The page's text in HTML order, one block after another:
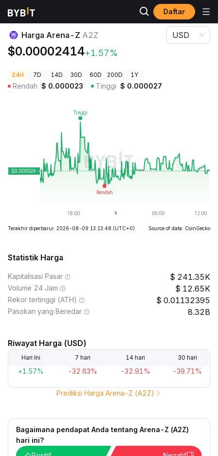
Daftar
Harga Kripto
Harga Arena-Z A2Z
$0.00002414+1.57%
USD
24H 7D 14D 30D 60D 200D 1Y
Rendah $ 0.000023 Tinggi $ 0.000027
Terakhir diperbarui: 2026-08-09 13:13:48 (UTC+0) Source of data: CoinGecko
Statistik Harga
Kapitalisasi Pasar 241.35K
Volume 24 Jam 12.65K
Rekor tertinggi (ATH) 0.01132395
Pasokan yang Beredar 8.32B
Riwayat Harga (USD)
Hari Ini 7 hari 14 hari 30 hari
+1.57% -32.63% -32.91% -39.71%
Prediksi Harga Arena-Z (A2Z)
Bagaimana pendapat Anda tentang Arena-Z (A2Z)
hari ini?